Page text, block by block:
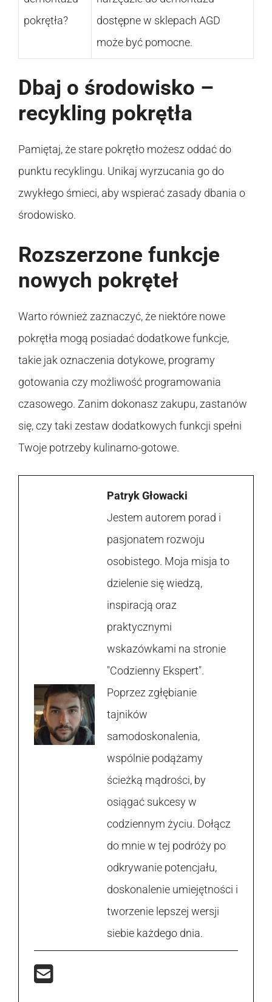
pokrętła?
dostępne w sklepach AGD
może być pomocne.
Dbaj o środowisko –
recykling pokrętła
Pamiętaj, że stare pokrętło możesz oddać do
punktu recyklingu. Unikaj wyrzucania go do
zwykłego śmieci, aby wspierać zasady dbania o
środowisko.
Rozszerzone funkcje
nowych pokręteł
Warto również zaznaczyć, że niektóre nowe
pokrętła mogą posiadać dodatkowe funkcje,
takie jak oznaczenia dotykowe, programy
gotowania czy możliwość programowania
czasowego. Zanim dokonasz zakupu, zastanów
się, czy taki zestaw dodatkowych funkcji spełni
Twoje potrzeby kulinarno-gotowe.
Patryk Głowacki
Jestem autorem porad i
pasjonatem rozwoju
osobistego. Moja misja to
dzielenie się wiedzą,
inspiracją oraz
praktycznymi
wskazówkami na stronie
"Codzienny Ekspert".
Poprzez zgłębianie
tajników
samodoskonalenia,
wspólnie podążamy
ścieżką mądrości, by
osiągać sukcesy w
codziennym życiu. Dołącz
do mnie w tej podróży po
odkrywanie potencjału,
doskonalenie umiejętności i
tworzenie lepszej wersji
siebie każdego dnia.